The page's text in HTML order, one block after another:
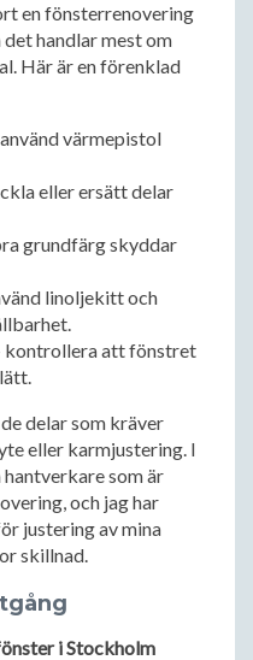
en fönsterrenovering
handlar mest om
Här är en förenklad
värmepistol
eller ersätt delar
grundfärg skyddar
linoljekitt och
kontrollera att fönstret
delar som kräver
eller karmjustering. I
som är
och jag har
justering av mina
skillnad.
i Stockholm